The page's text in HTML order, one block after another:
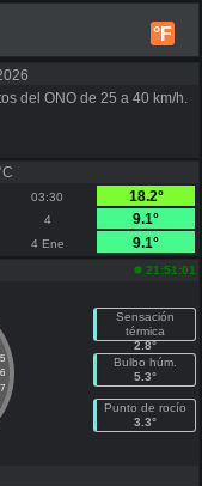
°F
del ONO de 25 a 40 km/h.
03:30
18.2°
4
9.1°
4 Ene
9.1°
21:51:01
Sensación
térmica
2.8°
Bulbo húm.
5.3°
Punto de rocío
3.3°